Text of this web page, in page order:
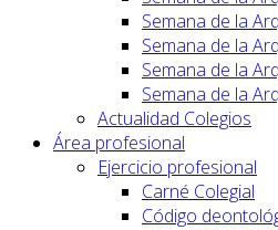
Semana de la
Semana de la
Semana de la
Semana de la
Actualidad Colegios
Área profesional
Ejercicio profesional
Carné Colegial
Código